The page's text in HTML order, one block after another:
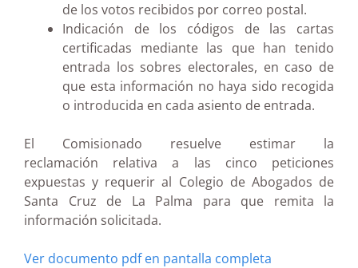
de los votos recibidos por correo postal.
Indicación de los códigos de las cartas
certificadas mediante las que han tenido
entrada los sobres electorales, en caso de
que esta información no haya sido recogida
o introducida en cada asiento de entrada.
El Comisionado resuelve estimar la
reclamación relativa a las cinco peticiones
expuestas y requerir al Colegio de Abogados de
Santa Cruz de La Palma para que remita la
información solicitada.
Ver documento pdf en pantalla completa